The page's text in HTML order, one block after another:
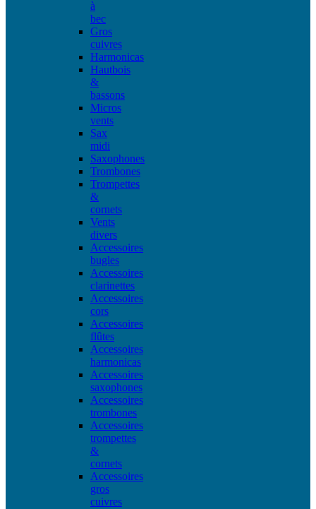
à
bec
Gros
cuivres
Harmonicas
Hautbois
&
bassons
Micros
vents
Sax
midi
Saxophones
Trombones
Trompettes
&
cornets
Vents
divers
Accessoires
bugles
Accessoires
clarinettes
Accessoires
cors
Accessoires
flûtes
Accessoires
harmonicas
Accessoires
saxophones
Accessoires
trombones
Accessoires
trompettes
&
cornets
Accessoires
gros
cuivres